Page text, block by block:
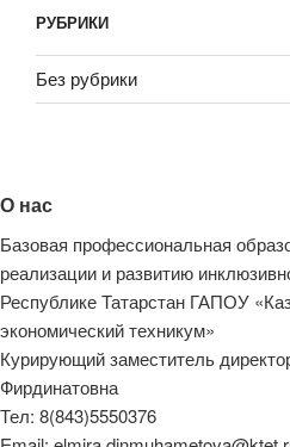
РУБРИКИ
Без рубрики
О нас
Базовая профессиональная
реализации и развитию
Республике Татарстан ГАПОУ
экономический техникум»
Курирующий заместитель
Фирдинатовна
Тел: 8(843)5550376